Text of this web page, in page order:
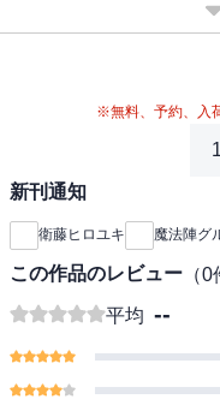
※無料、予約、入
新刊通知
衛藤ヒロユキ 魔法陣グ
この作品のレビュー （0
平均 --